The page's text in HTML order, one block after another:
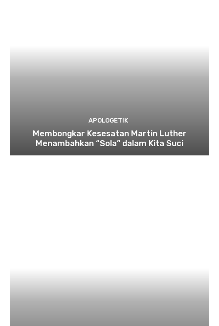
APOLOGETIK
Membongkar Kesesatan Martin Luther
Menambahkan “Sola” dalam Kita Suci